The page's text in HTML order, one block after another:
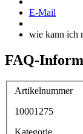
E-Mail
wie kann ich
FAQ-
Artikelnummer
10001275
Kategorie